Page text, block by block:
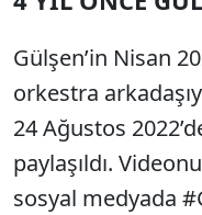
Gülşen’in Nisan
orkestra
24 Ağustos
paylaşıldı.
sosyal medyada